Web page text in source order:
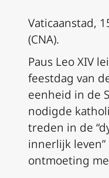
Vaticaanstad,
(CNA).
Paus Leo XIV
feestdag van
eenheid in de
nodigde
treden in de
innerlijk
ontmoeting